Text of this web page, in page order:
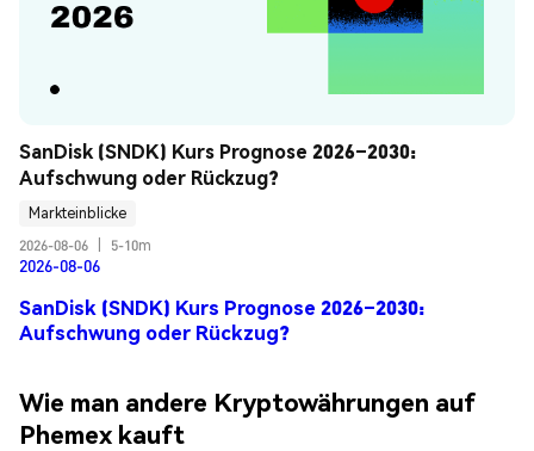
SanDisk (SNDK) Kurs Prognose 2026–2030:
Aufschwung oder Rückzug?
Markteinblicke
2026-08-06
5-10m
2026-08-06
SanDisk (SNDK) Kurs Prognose 2026–2030:
Aufschwung oder Rückzug?
Wie man andere Kryptowährungen auf
Phemex kauft